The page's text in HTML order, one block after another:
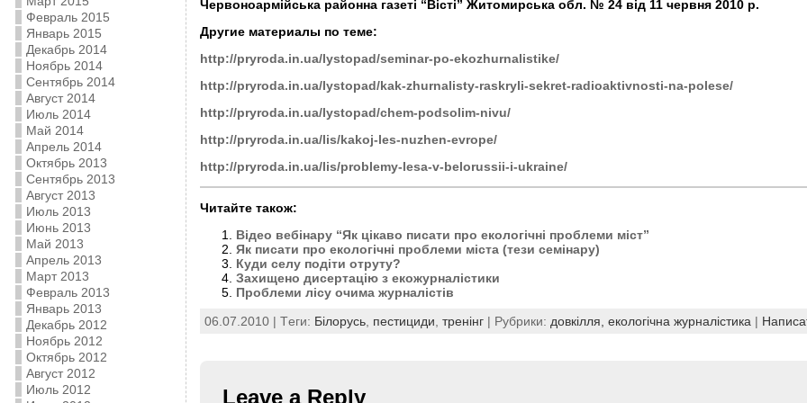
Февраль 2015
Январь 2015
Декабрь 2014
Ноябрь 2014
Сентябрь 2014
Август 2014
Июль 2014
Май 2014
Апрель 2014
Октябрь 2013
Сентябрь 2013
Август 2013
Июль 2013
Июнь 2013
Май 2013
Апрель 2013
Март 2013
Февраль 2013
Январь 2013
Декабрь 2012
Ноябрь 2012
Октябрь 2012
Август 2012
Июль 2012
Червоноармійська районна газеті “Вісті” Житомирська обл. № 24 від 11 червня 2010 р.
Другие материалы по теме:
http://pryroda.in.ua/lystopad/seminar-po-ekozhurnalistike/
http://pryroda.in.ua/lystopad/kak-zhurnalisty-raskryli-sekret-radioaktivnosti-na-polese/
http://pryroda.in.ua/lystopad/chem-podsolim-nivu/
http://pryroda.in.ua/lis/kakoj-les-nuzhen-evrope/
http://pryroda.in.ua/lis/problemy-lesa-v-belorussii-i-ukraine/
Читайте також:
Відео вебінару “Як цікаво писати про екологічні проблеми міст”
Як писати про екологічні проблеми міста (тези семінару)
Куди селу подіти отруту?
Захищено дисертацію з екожурналістики
Проблеми лісу очима журналістів
06.07.2010 | Tеги: Білорусь, пестициди тренінг| Рубрики: довкілля, екологічна журналістика |
Leave a Reply